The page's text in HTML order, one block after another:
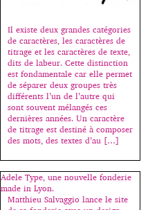
précise qu’il utilise pour définir
son métier, […]
Il existe deux grandes catégories
de caractères, les caractères de
titrage et les caractères de texte,
dits de labeur. Cette distinction
est fondamentale car elle permet
de séparer deux groupes très
différents l’un de l’autre qui
sont souvent mélangés ces
dernières années. Un caractère
de titrage est destiné à composer
des mots, des textes d’au […]
Adele Type, une nouvelle fonderie
made in Lyon.
Matthieu Salvaggio lance le site